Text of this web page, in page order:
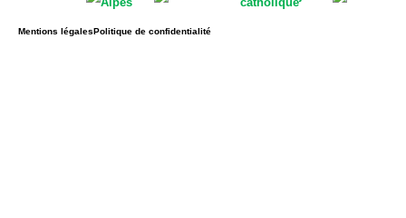
Mentions légalesPolitique de confidentialité